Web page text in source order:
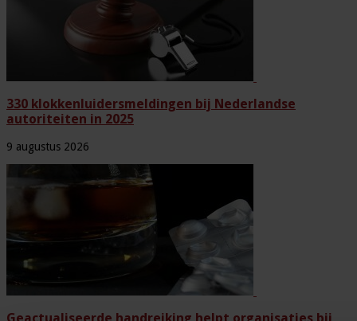
330 klokkenluidersmeldingen bij Nederlandse
autoriteiten in 2025
9 augustus 2026